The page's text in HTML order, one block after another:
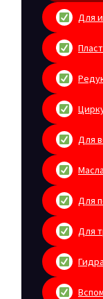
Для
Для
Для
Для